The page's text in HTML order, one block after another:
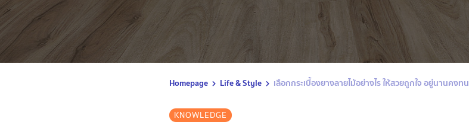
Homepage Life & Style เลือกกระเบื้องยางลายไม้อย่างไร ให้สวยถูกใจ อยู่นานคงทน
KNOWLEDGE